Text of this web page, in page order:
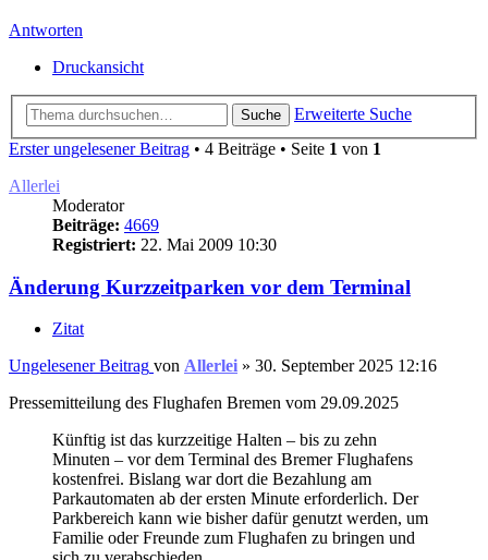
Antworten
Druckansicht
Suche
Erweiterte Suche
Erster ungelesener Beitrag • 4 Beiträge • Seite 1 von 1
Allerlei
Moderator
Beiträge: 4669
Registriert: 22. Mai 2009 10:30
Änderung Kurzzeitparken vor dem Terminal
Zitat
Ungelesener Beitrag von Allerlei » 30. September 2025 12:16
Pressemitteilung des Flughafen Bremen vom 29.09.2025
Künftig ist das kurzzeitige Halten – bis zu zehn
Minuten – vor dem Terminal des Bremer Flughafens
kostenfrei. Bislang war dort die Bezahlung am
Parkautomaten ab der ersten Minute erforderlich. Der
Parkbereich kann wie bisher dafür genutzt werden, um
Familie oder Freunde zum Flughafen zu bringen und